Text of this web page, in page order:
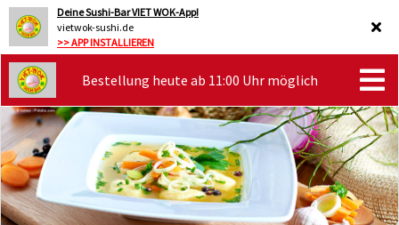
Deine Sushi-Bar VIET WOK-App!
vietwok-sushi.de
>> APP INSTALLIEREN
Bestellung heute ab 11:00 Uhr möglich